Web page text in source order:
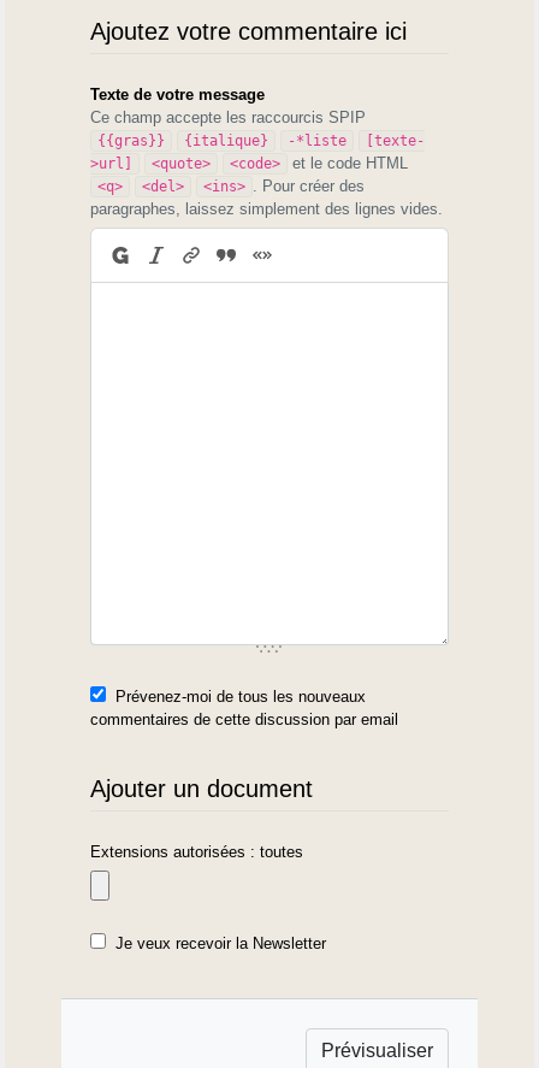
Ajoutez votre commentaire ici
Texte de votre message
Ce champ accepte les raccourcis SPIP
{{gras}} {italique} -*liste
[texte-
>url]
<quote> <code> et le code HTML
<q> <del> <ins>
. Pour créer des
paragraphes, laissez simplement des lignes vides.
Prévenez-moi de tous les nouveaux
commentaires de cette discussion par email
Ajouter un document
Extensions autorisées : toutes
Je veux recevoir la Newsletter